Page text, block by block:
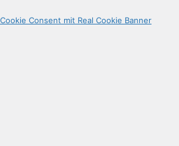
Cookie Consent mit Real Cookie Banner